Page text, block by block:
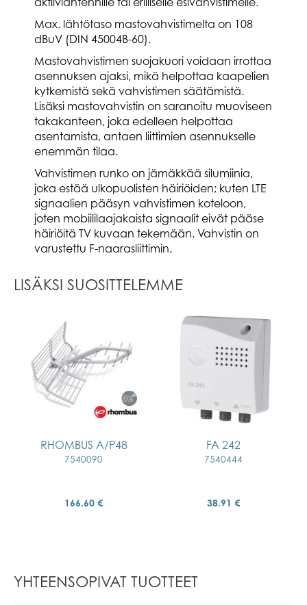
Max. lähtötaso mastovahvistimelta on 108
dBuV (DIN 45004B-60).
Mastovahvistimen suojakuori voidaan irrottaa
asennuksen ajaksi, mikä helpottaa kaapelien
kytkemistä sekä vahvistimen säätämistä.
Lisäksi mastovahvistin on saranoitu muoviseen
takakanteen, joka edelleen helpottaa
asentamista, antaen liittimien asennukselle
enemmän tilaa.
Vahvistimen runko on jämäkkää silumiinia,
joka estää ulkopuolisten häiriöiden; kuten LTE
signaalien pääsyn vahvistimen koteloon,
joten mobiililaajakaista signaalit eivät pääse
häiriöitä TV kuvaan tekemään. Vahvistin on
varustettu F-naarasliittimin.
LISÄKSI SUOSITTELEMME
RHOMBUS A/P48
7540090
166.60 €
FA 242
7540444
38.91 €
YHTEENSOPIVAT TUOTTEET